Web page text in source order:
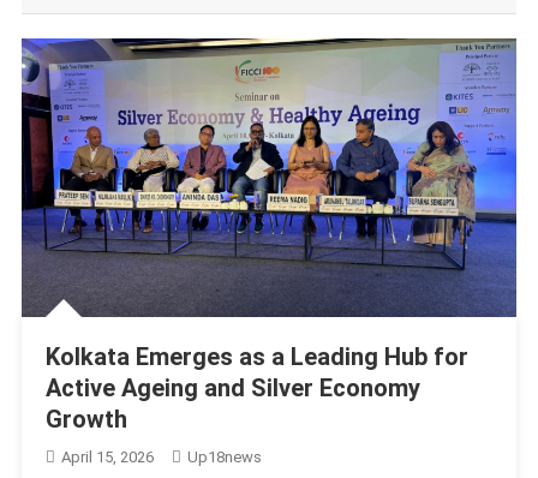
Kolkata Emerges as a Leading Hub for
Active Ageing and Silver Economy
Growth
April 15, 2026 Up18news